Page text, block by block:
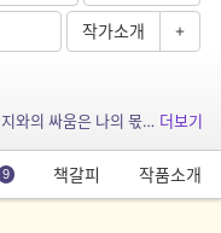
작가소개 +
소개: 당신과 아기를 살렸지만 안타깝게도 먼지와의 싸움은 나의 몫이 아니라고. 당신이 어떤 선택을 하든 그저 행운을 빈다고. 더보기
9 책갈피 작품소개